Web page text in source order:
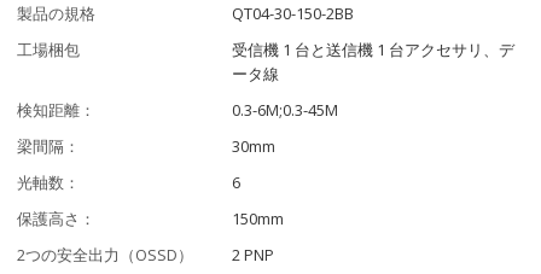
製品の規格
QT04-30-150-2BB
工場梱包
受信機 1 台と送信機 1 台アクセサリ、デ
ータ線
検知距離：
0.3-6M;0.3-45M
梁間隔：
30mm
光軸数：
6
保護高さ：
150mm
2つの安全出力（OSSD）
2 PNP